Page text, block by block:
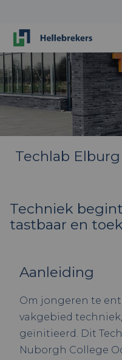
Techlab Elburg
Techniek
tastbaar en
Aanleiding
Om jongeren te
vakgebied
geïnitieerd. Dit
Nuborgh College